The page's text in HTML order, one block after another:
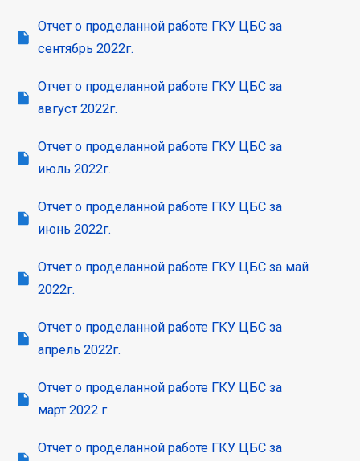
Отчет о проделанной работе ГКУ ЦБС за
сентябрь 2022г.
Отчет о проделанной работе ГКУ ЦБС за
август 2022г.
Отчет о проделанной работе ГКУ ЦБС за
июль 2022г.
Отчет о проделанной работе ГКУ ЦБС за
июнь 2022г.
Отчет о проделанной работе ГКУ ЦБС за май
2022г.
Отчет о проделанной работе ГКУ ЦБС за
апрель 2022г.
Отчет о проделанной работе ГКУ ЦБС за
март 2022 г.
Отчет о проделанной работе ГКУ ЦБС за